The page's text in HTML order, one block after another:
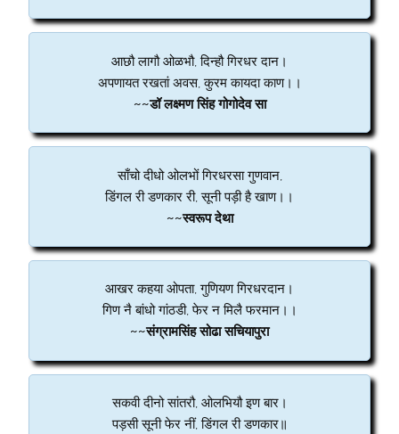
आछौ लागौ ओळभौ, दिन्हौ गिरधर दान।
अपणायत रखतां अवस, कुरम कायदा काण।।
~~डॉ लक्ष्मण सिंह गोगोदेव सा
साँचो दीधो ओलभों गिरधरसा गुणवान,
डिंगल री डणकार री, सूनी पड़ी है खाण।।
~~स्वरूप देथा
आखर कहया ओपता, गुणियण गिरधरदान।
गिण नै बांधो गांठडी, फेर न मिलै फरमान।।
~~संग्रामसिंह सोढा सचियापुरा
सकवी दीनो सांतरौ, ओलभियौ इण बार।
पड़सी सूनी फेर नीं, डिंगल री डणकार॥